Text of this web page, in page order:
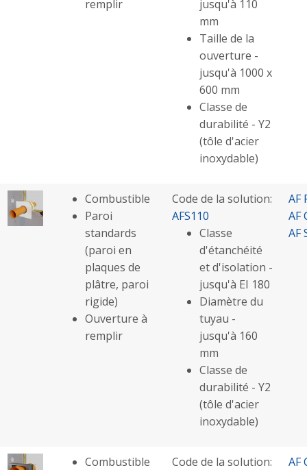
remplir
jusqu'à 110
mm
Taille de la
ouverture -
jusqu'à 1000 x
600 mm
Classe de
durabilité - Y2
(tôle d'acier
inoxydable)
Combustible
Paroi
standards
(paroi en
plaques de
plâtre, paroi
rigide)
Ouverture à
remplir
Code de la solution:
AFS110
Classe
d'étanchéité
et d'isolation -
jusqu'à EI 180
Diamètre du
tuyau -
jusqu'à 160
mm
Classe de
durabilité - Y2
(tôle d'acier
inoxydable)
AF
AF
AF
Combustible
Code de la solution:
AF